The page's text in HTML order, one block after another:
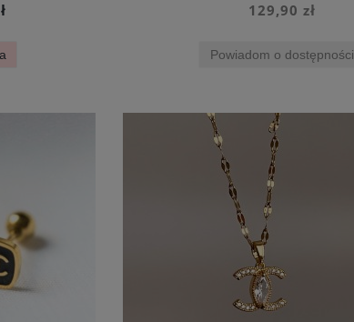
129,90 zł
Powiadom o dostępności